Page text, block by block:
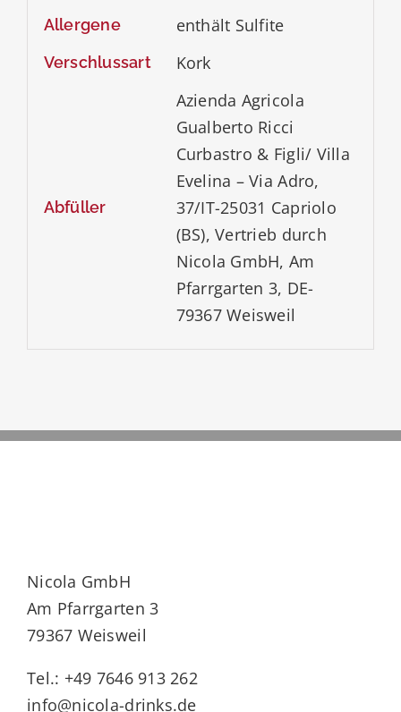
Allergene enthält Sulfite
Verschlussart Kork
Abfüller
Azienda Agricola
Gualberto Ricci
Curbastro & Figli/ Villa
Evelina – Via Adro,
37/IT-25031 Capriolo
(BS), Vertrieb durch
Nicola GmbH, Am
Pfarrgarten 3, DE-
79367 Weisweil
Nicola GmbH
Am Pfarrgarten 3
79367 Weisweil
Tel.: +49 7646 913 262
info@nicola-drinks.de